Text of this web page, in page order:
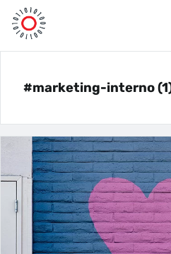
#marketing-interno